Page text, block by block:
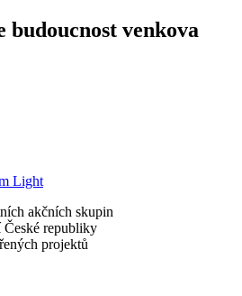
budoucnost venkova
Light
akčních skupin
republiky
projektů